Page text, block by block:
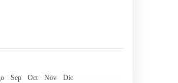
Sep Oct Nov Dic